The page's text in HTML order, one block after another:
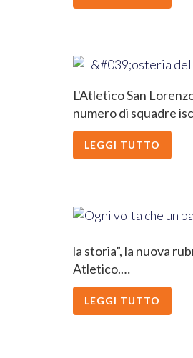
L'Atletico San
numero di squadre
LEGGI TUTTO
la storia”, la nuova
Atletico.…
LEGGI TUTTO